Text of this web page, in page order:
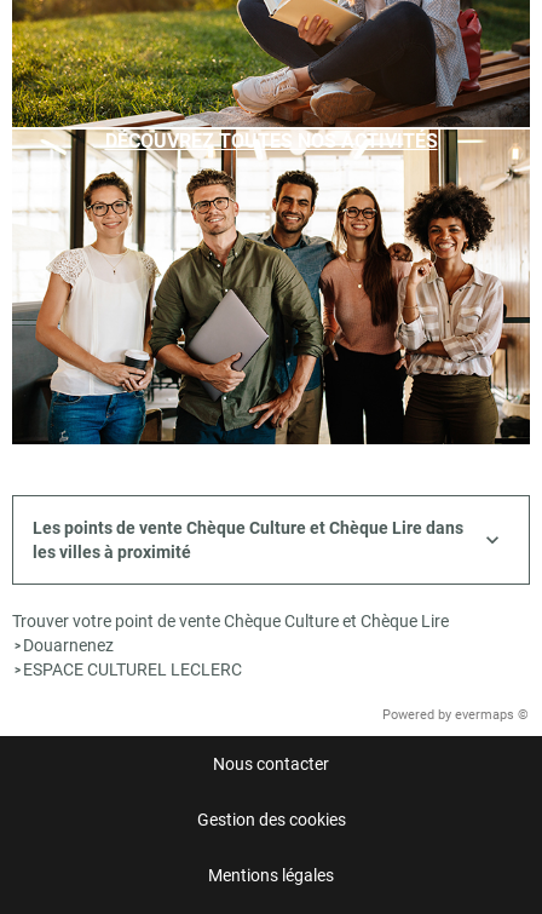
DÉCOUVREZ TOUTES NOS ACTIVITÉS
Les points de vente Chèque Culture et Chèque Lire dans
les villes à proximité
Trouver votre point de vente Chèque Culture et Chèque Lire
> Douarnenez
> ESPACE CULTUREL LECLERC
Powered by evermaps ©
Nous contacter
Gestion des cookies
Mentions légales